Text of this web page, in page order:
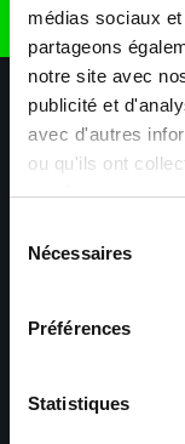
médias sociaux
partageons
notre site avec
publicité et
avec d'autres
ou qu'ils ont
services.
Nécessaires
Préférences
Statistiques
Nos agences
Maxiplan